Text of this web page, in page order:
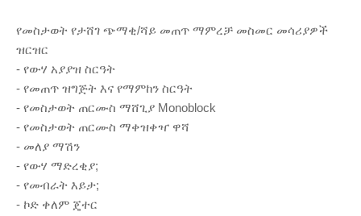
የመስታወት የታሸገ ጭማቂ/ሻይ መጠጥ ማምረቻ መስመር መሳሪያዎች
ዝርዝር
- የውሃ አያያዝ ስርዓት
- የመጠጥ ዝግጅት እና የማምከን ስርዓት
- የመስታወት ጠርሙስ ማሸጊያ Monoblock
- የመስታወት ጠርሙስ ማቀዝቀዣ ዋሻ
- መለያ ማሽን
- የውሃ ማድረቂያ;
- የመብራት እይታ;
- ኮድ ቀለም ጄተር